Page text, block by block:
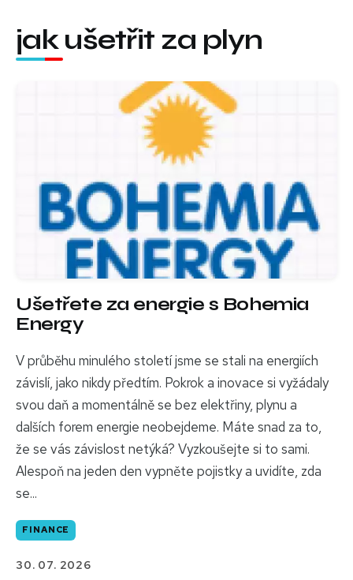
jak ušetřit za plyn
Ušetřete za energie s Bohemia
Energy
V průběhu minulého století jsme se stali na energiích
závislí, jako nikdy předtím. Pokrok a inovace si vyžádaly
svou daň a momentálně se bez elektřiny, plynu a
dalších forem energie neobejdeme. Máte snad za to,
že se vás závislost netýká? Vyzkoušejte si to sami.
Alespoň na jeden den vypněte pojistky a uvidíte, zda
se...
FINANCE
30. 07. 2026